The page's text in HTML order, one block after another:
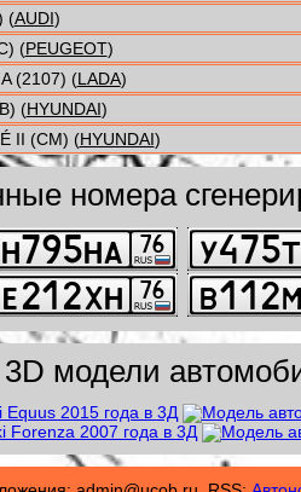
(AUDI)
(PEUGEOT)
(2107) (LADA)
(HYUNDAI)
II (CM) (HYUNDAI)
номера
3D модели